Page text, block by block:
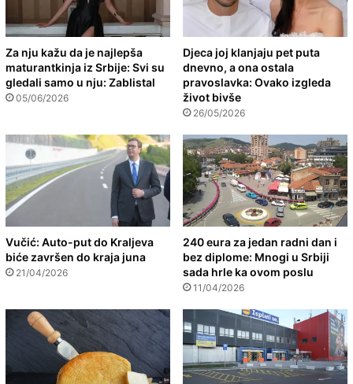
Za nju kažu da je najlepša
maturantkinja iz Srbije: Svi su
gledali samo u nju: Zablistal
05/06/2026
Djeca joj klanjaju pet puta
dnevno, a ona ostala
pravoslavka: Ovako izgleda
život bivše
26/05/2026
Vučić: Auto-put do Kraljeva
biće završen do kraja juna
21/04/2026
240 eura za jedan radni dan i
bez diplome: Mnogi u Srbiji
sada hrle ka ovom poslu
11/04/2026